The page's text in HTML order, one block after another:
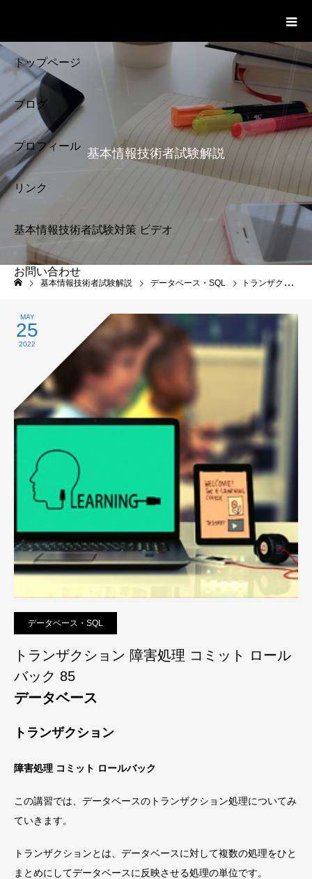
トップページ
ブログ
プロフィール
リンク
基本情報技術者試験対策 ビデオ
お問い合わせ
プライバシーポリシー
基本情報技術者試験
解説
基本情報技術者試験解説
基本情報技術者試験解説 データベース・SQL トランザクション 障害処理 コミット ロールバック 85
MAY
25
2022
データベース・SQL
トランザクション 障害処理 コミット ロール
バック 85
データベース
トランザクション
障害処理 コミット ロールバック
この講習では、データベースのトランザクション処理についてみ
ていきます。
トランザクションとは、データベースに対して複数の処理をひと
まとめにしてデータベースに反映させる処理の単位です。